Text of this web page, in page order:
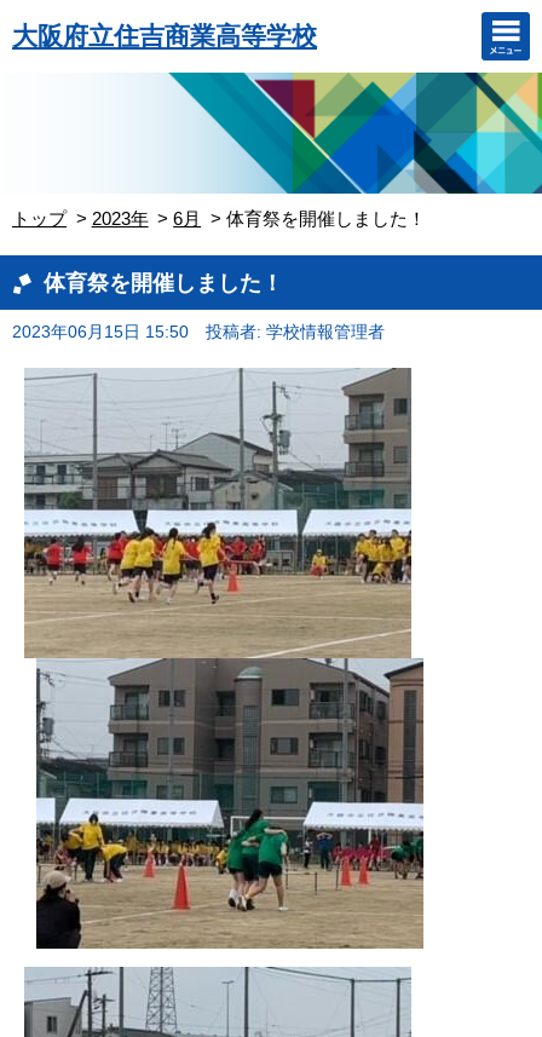
大阪府立住吉商業高等学校
トップ 2023年 6月 体育祭を開催しました！
体育祭を開催しました！
2023年06月15日 15:50 投稿者: 学校情報管理者